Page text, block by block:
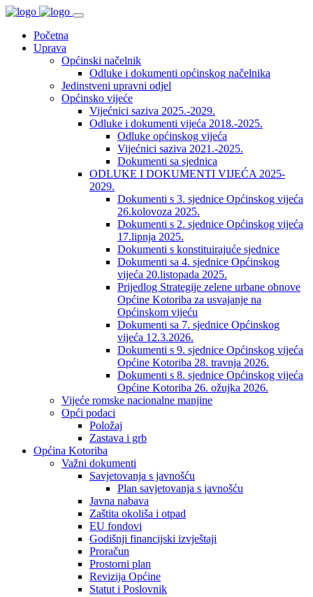
Početna
Uprava
Općinski načelnik
Odluke i dokumenti općinskog načelnika
Jedinstveni upravni odjel
Općinsko vijeće
Vijećnici saziva 2025.-2029.
Odluke i dokumenti vijeća 2018.-2025.
Odluke općinskog vijeća
Vijećnici saziva 2021.-2025.
Dokumenti sa sjednica
ODLUKE I DOKUMENTI VIJEĆA 2025-
2029.
Dokumenti s 3. sjednice Općinskog vijeća
26.kolovoza 2025.
Dokumenti s 2. sjednice Općinskog vijeća
17.lipnja 2025.
Dokumenti s konstituirajuće sjednice
Dokumenti sa 4. sjednice Općinskog
vijeća 20.listopada 2025.
Prijedlog Strategije zelene urbane obnove
Općine Kotoriba za usvajanje na
Općinskom vijeću
Dokumenti sa 7. sjednice Općinskog
vijeća 12.3.2026.
Dokumenti s 9. sjednice Općinskog vijeća
Općine Kotoriba 28. travnja 2026.
Dokumenti s 8. sjednice Općinskog vijeća
Općine Kotoriba 26. ožujka 2026.
Vijeće romske nacionalne manjine
Opći podaci
Položaj
Zastava i grb
Općina Kotoriba
Važni dokumenti
Savjetovanja s javnošću
Plan savjetovanja s javnošću
Javna nabava
Zaštita okoliša i otpad
EU fondovi
Godišnji financijski izvještaji
Proračun
Prostorni plan
Revizija Općine
Statut i Poslovnik